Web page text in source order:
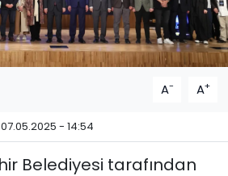
A- A+
07.05.2025 - 14:54
Belediyesi tarafından